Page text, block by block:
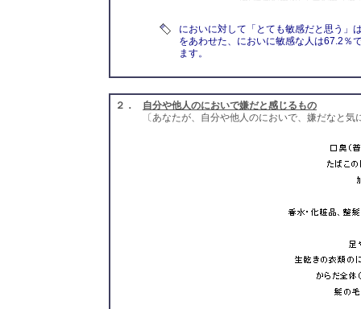
においに対して「とても敏感だと思う」
をあわせた、においに敏感な人は67.2％
ます。
２．
自分や他人のにおいで嫌だと感じるもの
〔あなたが、自分や他人のにおいで、嫌だなと